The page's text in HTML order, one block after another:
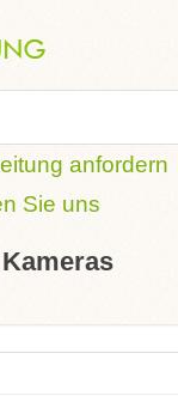
anfordern
Sie uns